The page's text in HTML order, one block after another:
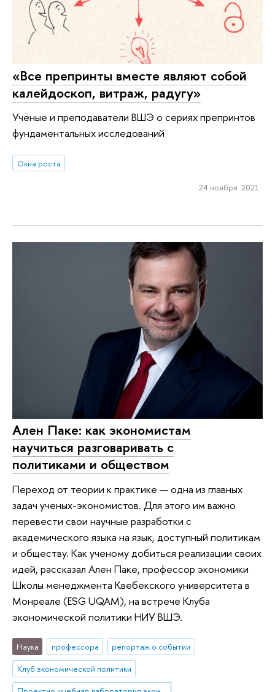
«Все препринты вместе являют собой
калейдоскоп, витраж, радугу»
Учёные и преподаватели ВШЭ о сериях препринтов
фундаментальных исследований
Окна роста
24 ноября 2021
Ален Паке: как экономистам
научиться разговаривать с
политиками и обществом
Переход от теории к практике — одна из главных
задач ученых-экономистов. Для этого им важно
перевести свои научные разработки с
академического языка на язык, доступный политикам
и обществу. Как ученому добиться реализации своих
идей, рассказал Ален Паке, профессор экономики
Школы менеджмента Квебекского университета в
Монреале (ESG UQAM), на встрече Клуба
экономической политики НИУ ВШЭ.
Наука профессора
репортаж о событии
Клуб экономической политики